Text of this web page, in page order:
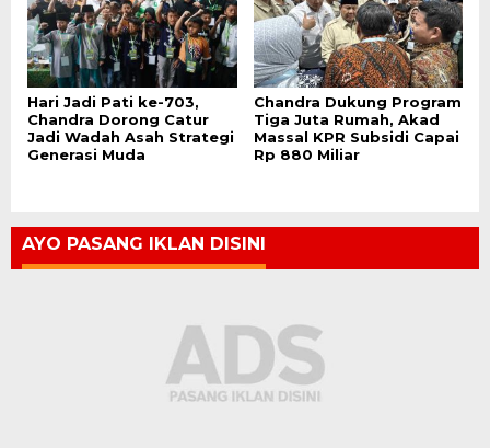
Hari Jadi Pati ke-703,
Chandra Dorong Catur
Jadi Wadah Asah Strategi
Generasi Muda
Chandra Dukung Program
Tiga Juta Rumah, Akad
Massal KPR Subsidi Capai
Rp 880 Miliar
AYO PASANG IKLAN DISINI